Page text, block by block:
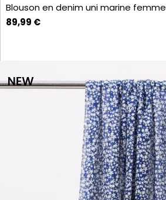
Blouson en denim uni marine femme
89,99 €